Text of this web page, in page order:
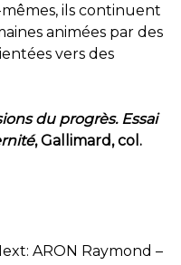
ils continuent
animées par des
vers des
du progrès. Essai
, Gallimard, col.
ARON Raymond –